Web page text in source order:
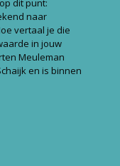
dit punt:
naar
vertaal je die
in jouw
Meuleman
en is binnen